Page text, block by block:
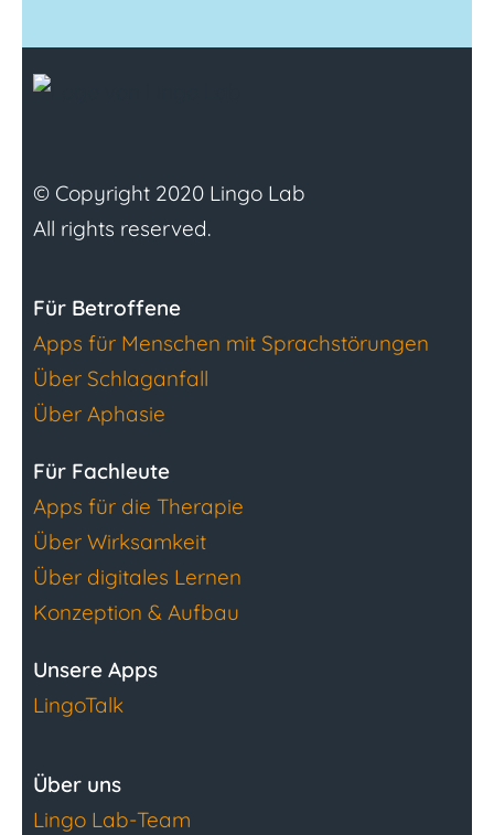
© Copyright 2020 Lingo Lab
All rights reserved.
Für Betroffene
Apps für Menschen mit Sprachstörungen
Über Schlaganfall
Über Aphasie
Für Fachleute
Apps für die Therapie
Über Wirksamkeit
Über digitales Lernen
Konzeption & Aufbau
Unsere Apps
LingoTalk
Über uns
Lingo Lab-Team